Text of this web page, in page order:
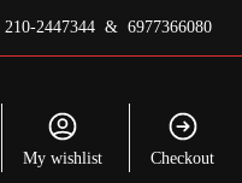
210-2447344 & 6977366080
My wishlist Checkout